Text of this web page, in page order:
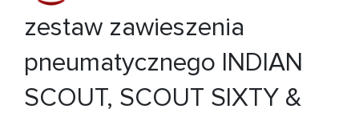
zestaw zawieszenia
pneumatycznego INDIAN
SCOUT, SCOUT SIXTY &